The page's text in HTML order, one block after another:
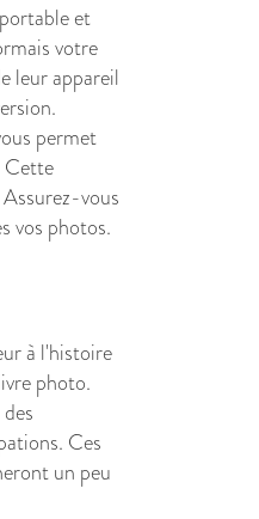
et
votre
leur appareil
permet
Cette
vous
vos photos.
à l'histoire
photo.
Ces
un peu